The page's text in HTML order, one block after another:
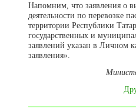
Напомним, что заявления о
деятельности по перевозке
территории Республики
государственных и
заявлений указан в Личном
заявления».